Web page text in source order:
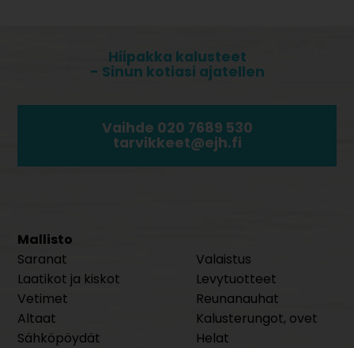
Hiipakka kalusteet
- Sinun kotiasi ajatellen
Vaihde 020 7689 530
tarvikkeet@ejh.fi
Mallisto
Saranat
Laatikot ja kiskot
Vetimet
Altaat
Sähköpöydät
Valaistus
Levytuotteet
Reunanauhat
Kalusterungot, ovet
Helat